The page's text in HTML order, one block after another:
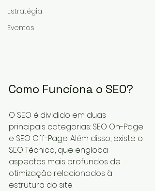
Estratégia
Eventos
Como Funciona o SEO?
O SEO é dividido em duas
principais categorias: SEO On-Page
e SEO Off-Page. Além disso, existe o
SEO Técnico, que engloba
aspectos mais profundos de
otimização relacionados à
estrutura do site.